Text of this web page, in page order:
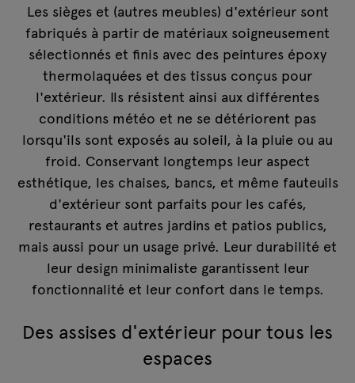
Les sièges et (autres meubles) d'extérieur sont
fabriqués à partir de matériaux soigneusement
sélectionnés et finis avec des peintures époxy
thermolaquées et des tissus conçus pour
l'extérieur. Ils résistent ainsi aux différentes
conditions météo et ne se détériorent pas
lorsqu'ils sont exposés au soleil, à la pluie ou au
froid. Conservant longtemps leur aspect
esthétique, les chaises, bancs, et même fauteuils
d'extérieur sont parfaits pour les cafés,
restaurants et autres jardins et patios publics,
mais aussi pour un usage privé. Leur durabilité et
leur design minimaliste garantissent leur
fonctionnalité et leur confort dans le temps.
Des assises d'extérieur pour tous les
espaces